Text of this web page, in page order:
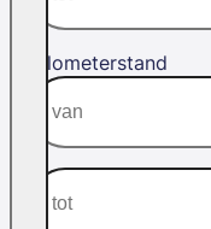
Kilometerstand